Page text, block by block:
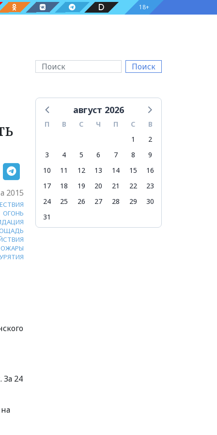
18+
Поиск
2015
ОГОНЬ
За 24
август 2026
П В С Ч П С
В
1
2
3
4 5 6 7 8
9
10
11 12 13 14 15
16
17
18 19 20 21 22
23
24
25 26 27 28 29
30
31